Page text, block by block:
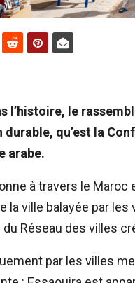
l’histoire, le
qu’est la
arabe.
à travers le Maroc
la ville balayée par
Réseau des villes
par les villes